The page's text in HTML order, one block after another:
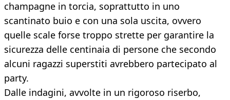
champagne in torcia, soprattutto in uno
scantinato buio e con una sola uscita, ovvero
quelle scale forse troppo strette per garantire la
sicurezza delle centinaia di persone che secondo
alcuni ragazzi superstiti avrebbero partecipato al
party.
Dalle indagini, avvolte in un rigoroso riserbo,